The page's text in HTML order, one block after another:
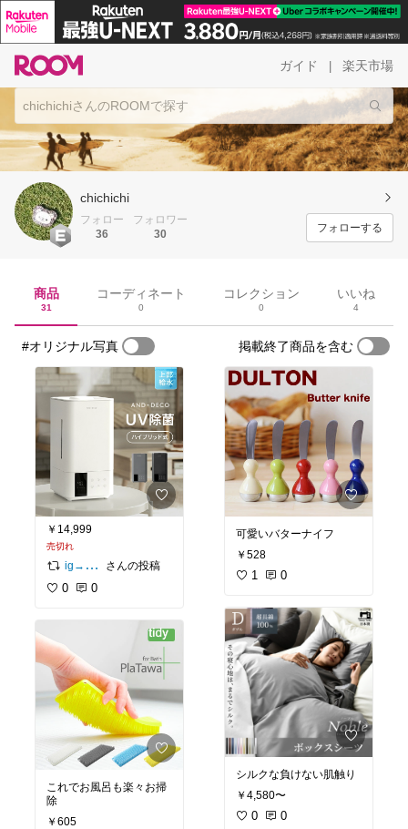
ガイド 楽天市場
chichichi
フォロー
36
フォロワー
30
フォローする
商品
31
コーディネート
0
コレクション
0
いいね
4
#オリジナル写真 掲載終了商品を含む
￥14,999
売切れ
ig→@maiotome18 さんの投稿
0 0
これでお風呂も楽々お掃
除
￥605
可愛いバターナイフ
￥528
1 0
シルクな負けない肌触り
￥4,580〜
0 0